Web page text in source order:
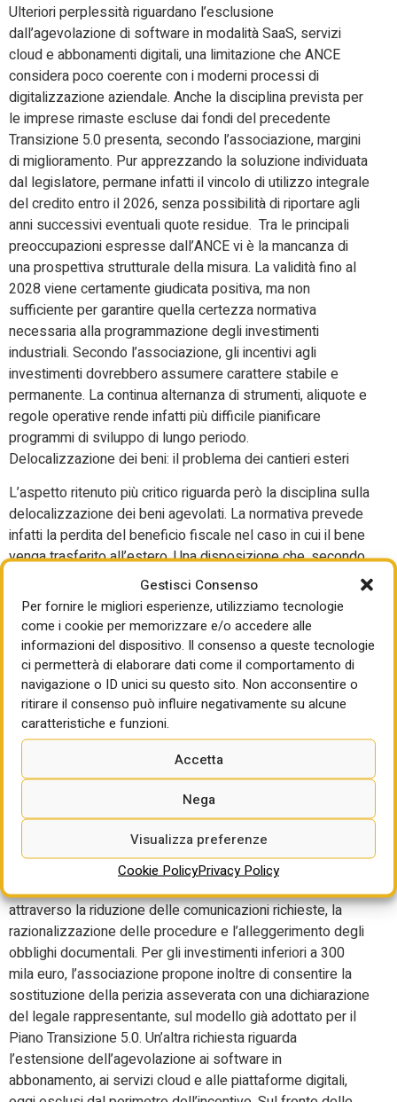
Gestisci Consenso
Per fornire le migliori esperienze, utilizziamo tecnologie
come i cookie per memorizzare e/o accedere alle
informazioni del dispositivo. Il consenso a queste tecnologie
ci permetterà di elaborare dati come il comportamento di
navigazione o ID unici su questo sito. Non acconsentire o
ritirare il consenso può influire negativamente su alcune
caratteristiche e funzioni.
Accetta
Nega
Visualizza preferenze
Cookie PolicyPrivacy Policy
Ulteriori perplessità riguardano l’esclusione
dall’agevolazione di software in modalità SaaS, servizi
cloud e abbonamenti digitali, una limitazione che ANCE
considera poco coerente con i moderni processi di
digitalizzazione aziendale. Anche la disciplina prevista per
le imprese rimaste escluse dai fondi del precedente
Transizione 5.0 presenta, secondo l’associazione, margini
di miglioramento. Pur apprezzando la soluzione individuata
dal legislatore, permane infatti il vincolo di utilizzo integrale
del credito entro il 2026, senza possibilità di riportare agli
anni successivi eventuali quote residue. Tra le principali
preoccupazioni espresse dall’ANCE vi è la mancanza di
una prospettiva strutturale della misura. La validità fino al
2028 viene certamente giudicata positiva, ma non
sufficiente per garantire quella certezza normativa
necessaria alla programmazione degli investimenti
industriali. Secondo l’associazione, gli incentivi agli
investimenti dovrebbero assumere carattere stabile e
permanente. La continua alternanza di strumenti, aliquote e
regole operative rende infatti più difficile pianificare
programmi di sviluppo di lungo periodo.
Delocalizzazione dei beni: il problema dei cantieri esteri
L’aspetto ritenuto più critico riguarda però la disciplina sulla
delocalizzazione dei beni agevolati. La normativa prevede
infatti la perdita del beneficio fiscale nel caso in cui il bene
venga trasferito all’estero. Una disposizione che, secondo
ANCE, non tiene adeguatamente conto delle peculiarità
operative del settore delle costruzioni. Le imprese edili
operano frequentemente attraverso cantieri temporanei
all’estero, stabili organizzazioni o società controllate
costituite per l’esecuzione di commesse internazionali. In
questo contesto, macchinari come gru, escavatori e altre
macchine operatrici vengono spesso spostati
temporaneamente tra cantieri appartenenti alla medesima
impresa. Si tratta di una normale modalità organizzativa
dell’attività imprenditoriale e non di un fenomeno di
delocalizzazione produttiva, ha puntualizzato Pesenti.
Per rendere il nuovo Iperammortamento più efficace e
maggiormente aderente alle esigenze operative delle
imprese, Ance avanza alcune richieste di modifica. In primo
luogo, una significativa semplificazione degli adempimenti,
attraverso la riduzione delle comunicazioni richieste, la
razionalizzazione delle procedure e l’alleggerimento degli
obblighi documentali. Per gli investimenti inferiori a 300
mila euro, l’associazione propone inoltre di consentire la
sostituzione della perizia asseverata con una dichiarazione
del legale rappresentante, sul modello già adottato per il
Piano Transizione 5.0. Un’altra richiesta riguarda
l’estensione dell’agevolazione ai software in
abbonamento, ai servizi cloud e alle piattaforme digitali,